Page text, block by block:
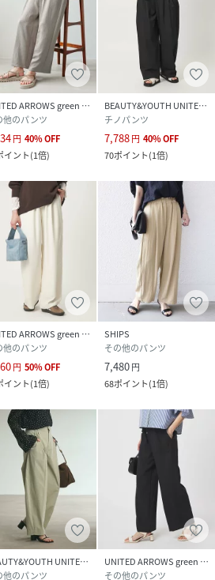
UNITED ARROWS green label relaxing
他のパンツ
円 40%OFF
イント(1倍)
BEAUTY&YOUTH UNITED ARROWS
チノパンツ
7,788円 40%OFF
70ポイント(1倍)
UNITED ARROWS green label relaxing
他のパンツ
円 50%OFF
イント(1倍)
SHIPS
その他のパンツ
7,480円
68ポイント(1倍)
BEAUTY&YOUTH UNITED ARROWS
他のパンツ
UNITED ARROWS green label relaxing
その他のパンツ